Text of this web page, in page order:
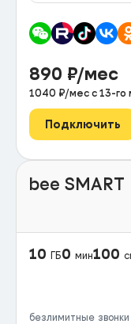
890 ₽/мес
1040 ₽/мес с 13-го
Подключить
bee SMART
10 ГБ0 мин100
безлимитные